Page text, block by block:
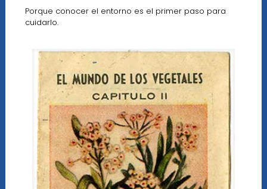
Porque conocer el entorno es el primer paso para
cuidarlo.